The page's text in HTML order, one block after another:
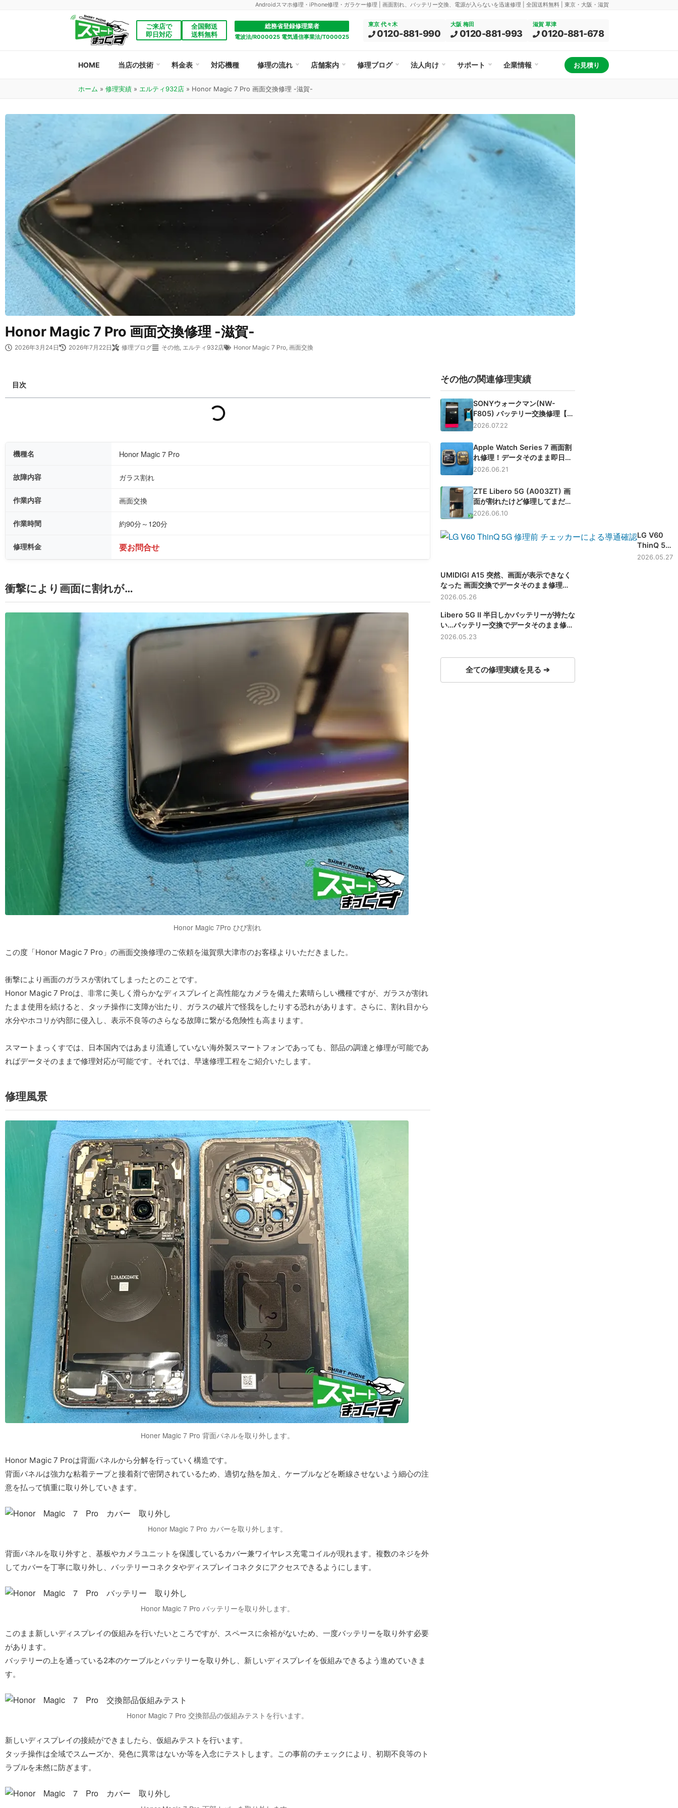
Androidスマホ修理・iPhone修理・ガラケー修理 | 画面割れ、バッテリー交換、電源が入らないを迅速修理 | 全国送料無料 | 東京・大阪・滋賀
ご来店で
即日対応
全国郵送
送料無料
総務省登録修理業者
電波法/R000025 電気通信事業法/T000025
東京 代々木
0120-881-990
大阪 梅田
0120-881-993
滋賀 草津
0120-881-678
HOME 当店の技術 料金表 対応機種 修理の流れ 店舗案内 修理ブログ 法人向け サポート 企業情報 お見積り
ホーム » 修理実績 » エルティ932店 » Honor Magic 7 Pro 画面交換修理 -滋賀-
Honor Magic 7 Pro 画面交換修理 -滋賀-
2026年3月24日 2026年7月22日 修理ブログ その他, エルティ932店 Honor Magic 7 Pro, 画面交換
目次
機種名 Honor Magic 7 Pro
故障内容 ガラス割れ
作業内容 画面交換
作業時間 約90分～120分
修理料金 要お問合せ
衝撃により画面に割れが…
Honor Magic 7Pro ひび割れ
この度「Honor Magic 7 Pro」の画面交換修理のご依頼を滋賀県大津市のお客様よりいただきました。
衝撃により画面のガラスが割れてしまったとのことです。
Honor Magic 7 Proは、非常に美しく滑らかなディスプレイと高性能なカメラを備えた素晴らしい機種ですが、ガラスが割れ
たまま使用を続けると、タッチ操作に支障が出たり、ガラスの破片で怪我をしたりする恐れがあります。さらに、割れ目から
水分やホコリが内部に侵入し、表示不良等のさらなる故障に繋がる危険性も高まります。
スマートまっくすでは、日本国内ではあまり流通していない海外製スマートフォンであっても、部品の調達と修理が可能であ
ればデータそのままで修理対応が可能です。それでは、早速修理工程をご紹介いたします。
修理風景
Honer Magic 7 Pro 背面パネルを取り外します。
Honor Magic 7 Proは背面パネルから分解を行っていく構造です。
背面パネルは強力な粘着テープと接着剤で密閉されているため、適切な熱を加え、ケーブルなどを断線させないよう細心の注
意を払って慎重に取り外していきます。
Honor Magic 7 Pro カバーを取り外します。
背面パネルを取り外すと、基板やカメラユニットを保護しているカバー兼ワイヤレス充電コイルが現れます。複数のネジを外
してカバーを丁寧に取り外し、バッテリーコネクタやディスプレイコネクタにアクセスできるようにします。
Honor Magic 7 Pro バッテリーを取り外します。
このまま新しいディスプレイの仮組みを行いたいところですが、スペースに余裕がないため、一度バッテリーを取り外す必要
があります。
バッテリーの上を通っている2本のケーブルとバッテリーを取り外し、新しいディスプレイを仮組みできるよう進めていきま
す。
Honor Magic 7 Pro 交換部品の仮組みテストを行います。
新しいディスプレイの接続ができましたら、仮組みテストを行います。
タッチ操作は全域でスムーズか、発色に異常はないか等を入念にテストします。この事前のチェックにより、初期不良等のト
ラブルを未然に防ぎます。
その他の関連修理実績
SONYウォークマン(NW-
F805) バッテリー交換修理【大
阪】
2026.07.22
Apple Watch Series 7 画面割
れ修理！データそのまま即日復
旧【大阪】
2026.06.21
ZTE Libero 5G (A003ZT) 画
面が割れたけど修理してまだ使
いたい！データそのまま画面交
換修理【滋賀】
2026.06.10
LG V60
ThinQ 5G
充電中に踏
2026.05.27
UMIDIGI A15 突然、画面が表示できなく
なった 画面交換でデータそのまま修理
【滋賀】
2026.05.26
Libero 5G Ⅱ 半日しかバッテリーが持たな
い…バッテリー交換でデータそのまま修理
【滋賀】
2026.05.23
全ての修理実績を見る ➔